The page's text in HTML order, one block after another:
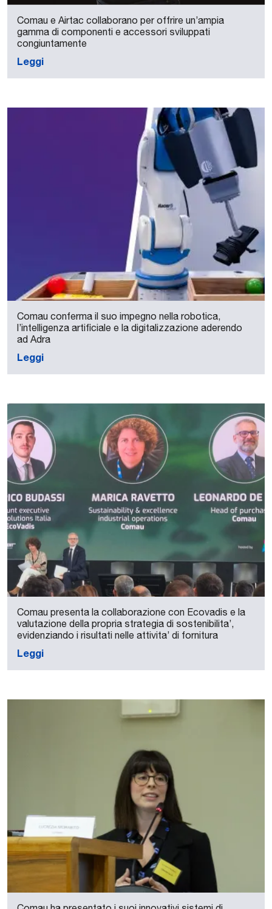
Comau e Airtac collaborano per offrire un’ampia
gamma di componenti e accessori sviluppati
congiuntamente
Leggi
Comau conferma il suo impegno nella robotica,
l’intelligenza artificiale e la digitalizzazione aderendo
ad Adra
Leggi
Comau presenta la collaborazione con Ecovadis e la
valutazione della propria strategia di sostenibilita’,
evidenziando i risultati nelle attivita’ di fornitura
Leggi